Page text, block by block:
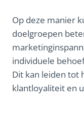
Op deze manier
doelgroepen
individuele
Dit kan leiden tot
klantloyaliteit en